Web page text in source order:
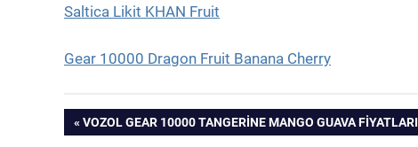
Saltica Likit KHAN Fruit
Gear 10000 Dragon Fruit Banana Cherry
Yazı
PREVIOUS
VOZOL GEAR 10000 TANGERINE MANGO GUAVA FIYATLARI